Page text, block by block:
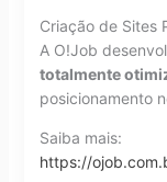
Criação de Sites
A O!Job
totalmente
posicionamento
Saiba mais:
https://